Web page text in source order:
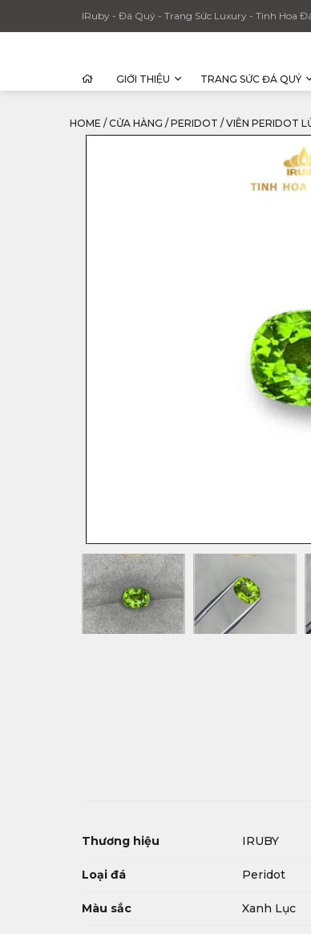
IRuby - Đá Quý - Trang Sức Luxury - Tinh Hoa
GIỚI THIỆU TRANG SỨC ĐÁ QUÝ
HOME / CỬA HÀNG / PERIDOT / VIÊN PERIDOT
Thương hiệu IRUBY
Loại đá Peridot
Màu sắc Xanh Lục